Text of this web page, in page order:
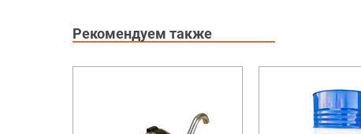
Рекомендуем также